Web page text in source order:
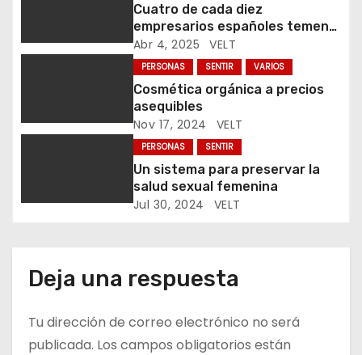
e
n
a
s
Cuatro de cada diez
empresarios españoles temen
que los aranceles frenen su
comercio exterior
Abr 4, 2025 VELT
PERSONAS SENTIR VARIOS
Cosmética orgánica a precios
asequibles
Nov 17, 2024 VELT
PERSONAS SENTIR
Un sistema para preservar la
salud sexual femenina
Jul 30, 2024 VELT
Deja una respuesta
Tu dirección de correo electrónico no será
publicada. Los campos obligatorios están